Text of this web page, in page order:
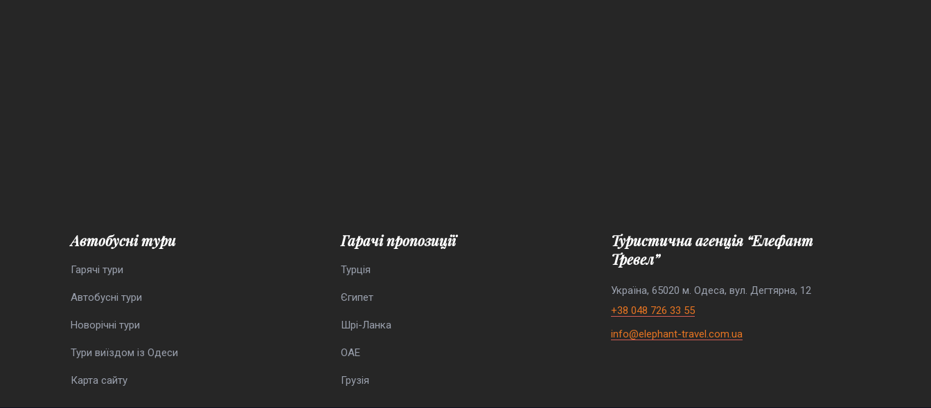
Автобусні тури
Гарячі тури
Автобусні тури
Новорічні тури
Тури виїздом із Одеси
Карта сайту
Гарачі пропозиції
Турція
Єгипет
Шрі-Ланка
ОАЕ
Грузія
Туристична агенція “Елефант
Тревел”
Україна, 65020 м. Одеса, вул. Дегтярна, 12
+38 048 726 33 55
info@elephant-travel.com.ua